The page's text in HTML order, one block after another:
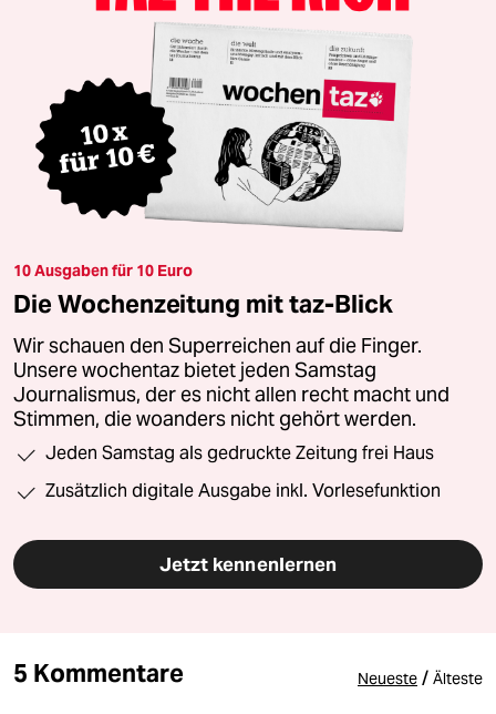
10 Ausgaben für 10 Euro
Die Wochenzeitung mit taz-Blick
Wir schauen den Superreichen auf die Finger.
Unsere wochentaz bietet jeden Samstag
Journalismus, der es nicht allen recht macht und
Stimmen, die woanders nicht gehört werden.
Jeden Samstag als gedruckte Zeitung frei Haus
Zusätzlich digitale Ausgabe inkl. Vorlesefunktion
Jetzt kennenlernen
5 Kommentare Neueste / Älteste